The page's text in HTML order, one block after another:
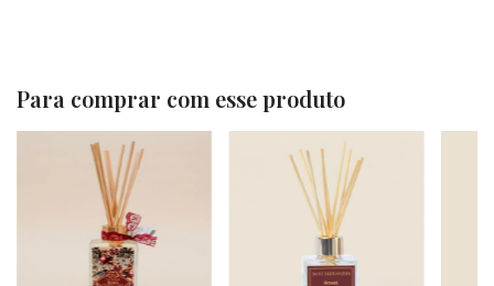
Para comprar com esse produto